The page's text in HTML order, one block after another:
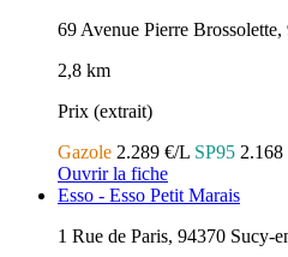
69 Avenue Pierre
2,8 km
Prix (extrait)
Gazole 2.289 €/L SP95 2.168
Ouvrir la fiche
Esso - Esso Petit Marais
1 Rue de Paris, 94370 Sucy-